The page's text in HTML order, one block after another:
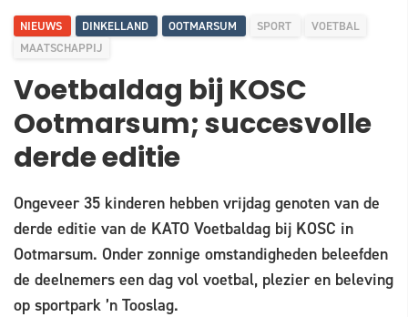
NIEUWS DINKELLAND OOTMARSUM SPORT
VOETBAL
MAATSCHAPPIJ
Voetbaldag bij KOSC
Ootmarsum; succesvolle
derde editie
Ongeveer 35 kinderen hebben vrijdag genoten van de
derde editie van de KATO Voetbaldag bij KOSC in
Ootmarsum. Onder zonnige omstandigheden beleefden
de deelnemers een dag vol voetbal, plezier en beleving
op sportpark ’n Tooslag.